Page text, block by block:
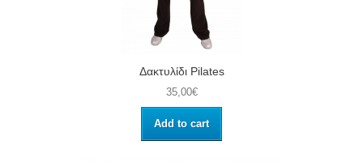
Δακτυλίδι Pilates
35,00€
Add to cart